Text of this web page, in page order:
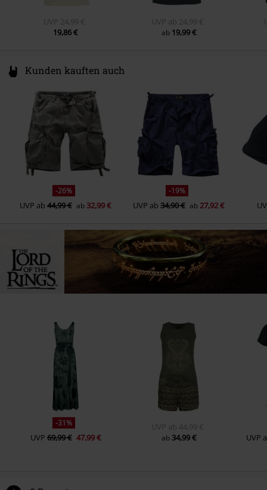
UVP 24,99 €
19,86 €
UVP ab 24,99 €
ab 19,99 €
Kunden kauften auch
-26%
UVP ab44,99 € ab32,99 €
-19%
UVP ab34,90 € ab 27,92 €
-31%
UVP 69,99 € 47,99 €
UVP ab 44,99 €
ab34,99 € UVP